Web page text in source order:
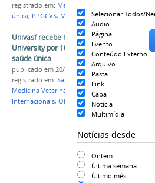
Selecionar Todos/
Áudio
Página
Evento
Conteúdo Externo
Arquivo
Pasta
Link
Capa
Notícia
Multimídia
Notícias desde
Ontem
Última semana
Último mês
registrado em: Menção Honrosa
única, PPGCVS, Medicina Veterinária
Univasf recebe homenagem da Ohio State
University por 10 anos de parceria em prol
saúde única
publicado em 20/09/2021
registrado em: Saúde ,Saúde única
Medicina Veterinária
,Prêmio
Internacionais, Ohio State University